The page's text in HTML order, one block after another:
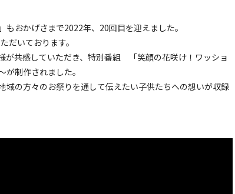
おかげさまで2022年、20回目を迎えました。
だいております。
が共感していただき、特別番組 「笑顔の花咲け！ワッショ
制作されました。
の方々のお祭りを通して伝えたい子供たちへの想いが収録